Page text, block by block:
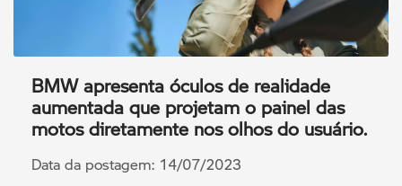
BMW apresenta óculos de realidade
aumentada que projetam o painel das
motos diretamente nos olhos do usuário.
Data da postagem: 14/07/2023